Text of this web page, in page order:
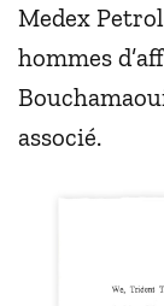
Medex
hommes
associé.